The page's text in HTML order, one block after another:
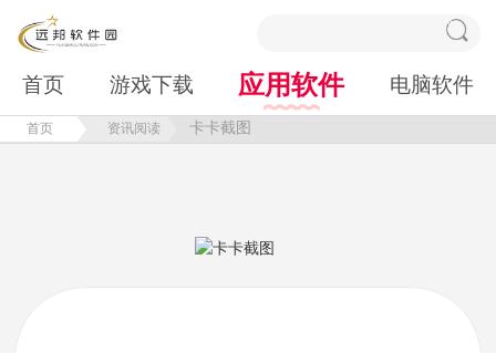
首页 游戏下载 应用软件 电脑软件
首页 资讯阅读 卡卡截图